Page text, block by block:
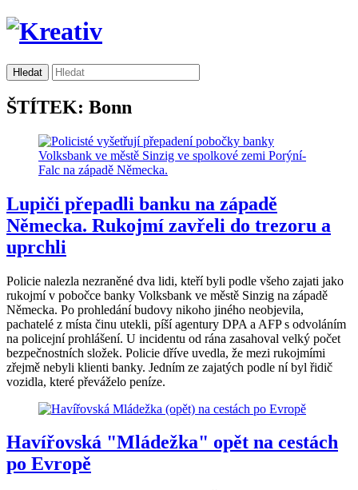
ŠTÍTEK: Bonn
Lupiči přepadli banku na západě
Německa. Rukojmí zavřeli do trezoru a
uprchli
Policie nalezla nezraněné dva lidi, kteří byli podle všeho zajati jako
rukojmí v pobočce banky Volksbank ve městě Sinzig na západě
Německa. Po prohledání budovy nikoho jiného neobjevila,
pachatelé z místa činu utekli, píší agentury DPA a AFP s odvoláním
na policejní prohlášení. U incidentu od rána zasahoval velký počet
bezpečnostních složek. Policie dříve uvedla, že mezi rukojmími
zřejmě nebyli klienti banky. Jedním ze zajatých podle ní byl řidič
vozidla, které převáželo peníze.
Havířovská "Mládežka" opět na cestách
po Evropě